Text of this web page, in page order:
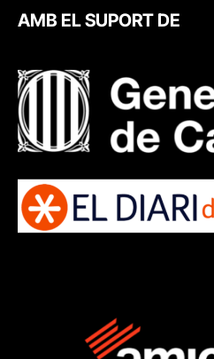
AMB EL SUPORT DE